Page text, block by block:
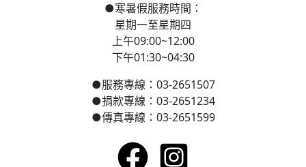
●寒暑假服務時間：
星期一至星期四
上午09:00~12:00
下午01:30~04:30
●服務專線：03-2651507
●捐款專線：03-2651234
●傳真專線：03-2651599